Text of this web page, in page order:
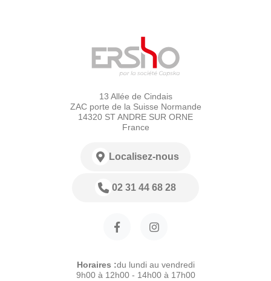
13 Allée de Cindais
ZAC porte de la Suisse Normande
14320 ST ANDRE SUR ORNE
France
Localisez-nous
02 31 44 68 28
Horaires :du lundi au vendredi
9h00 à 12h00 - 14h00 à 17h00